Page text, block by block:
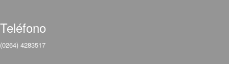
Teléfono
(0264) 4283517